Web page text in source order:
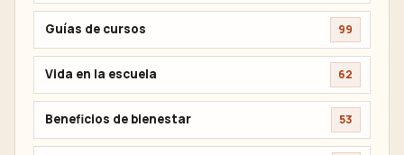
Guías de cursos 99
Vida en la escuela 62
Beneficios de bienestar 53